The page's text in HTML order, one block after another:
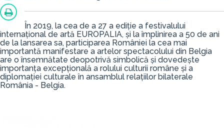
În 2019, la cea de a 27 a ediție a festivalului
internațional de artă EUROPALIA, și la împlinirea a 50 de ani
de la lansarea sa, participarea României la cea mai
importantă manifestare a artelor spectacolului din Belgia
are o însemnătate deopotrivă simbolică și dovedește
importanța excepțională a rolului culturii române și a
diplomației culturale în ansamblul relațiilor bilaterale
România - Belgia.